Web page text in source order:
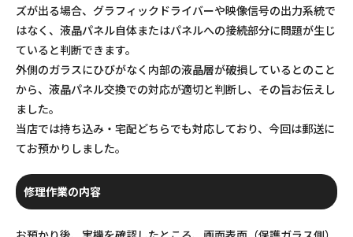
ズが出る場合、グラフィックドライバーや映像信号の出力系統で
はなく、液晶パネル自体またはパネルへの接続部分に問題が生じ
ていると判断できます。
外側のガラスにひびがなく内部の液晶層が破損しているとのこと
から、液晶パネル交換での対応が適切と判断し、その旨お伝えし
ました。
当店では持ち込み・宅配どちらでも対応しており、今回は郵送に
てお預かりしました。
修理作業の内容